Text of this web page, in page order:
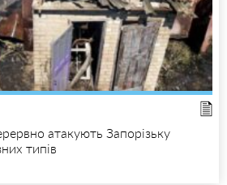
атакують Запорізьку
типів